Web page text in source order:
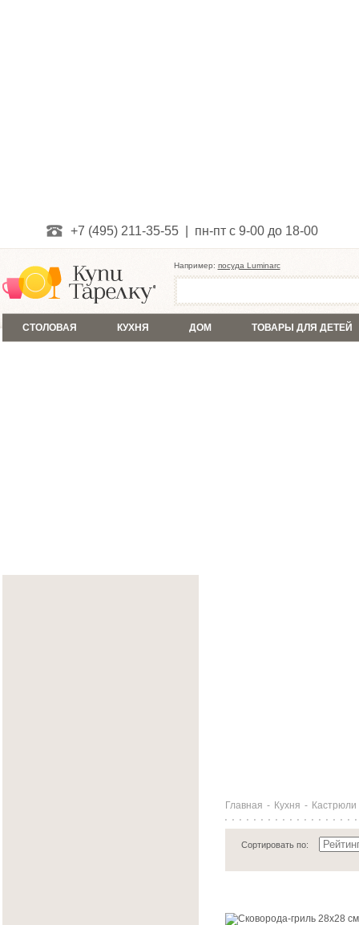
+7 (495) 211-35-55 | пн-пт с 9-00 до 18-00
Например: посуда Luminarc
СТОЛОВАЯ КУХНЯ ДОМ ТОВАРЫ ДЛЯ ДЕТЕЙ
Главная - Кухня - Кастрюли
Сортировать по: